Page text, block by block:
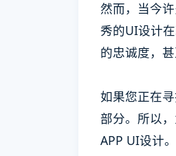
然而，当今
秀的UI设计
的忠诚度，
如果您正在
部分。所以
APP UI设计。